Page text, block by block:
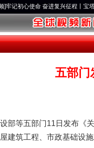
使命 奋进复兴征程丨宝塔山下好
五部门
等五部门11日发布《关
建筑工程、市政基础设